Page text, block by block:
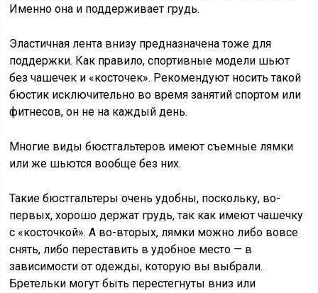
Именно она и поддерживает грудь.
Эластичная лента внизу предназначена тоже для
поддержки. Как правило, спортивные модели шьют
без чашечек и «косточек». Рекомендуют носить такой
бюстик исключительно во время занятий спортом или
фитнесов, он не на каждый день.
Многие виды бюстгальтеров имеют съемные лямки
или же шьются вообще без них.
Такие бюстгальтеры очень удобны, поскольку, во-
первых, хорошо держат грудь, так как имеют чашечку
с «косточкой». А во-вторых, лямки можно либо вовсе
снять, либо переставить в удобное место — в
зависимости от одежды, которую вы выбрали.
Бретельки могут быть перестегнуты вниз или